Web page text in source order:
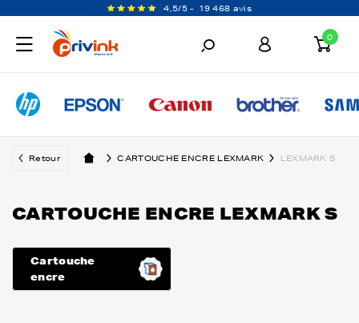
4,5/5 - 19 468 avis
0
Retour CARTOUCHE ENCRE LEXMARK LEXMARK S
CARTOUCHE ENCRE LEXMARK S
Cartouche
encre